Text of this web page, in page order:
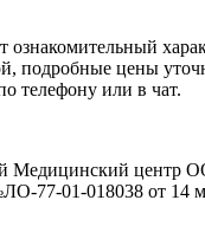
ознакомительный
подробные цены
телефону или в чат.
Медицинский центр
77-01-018038 от 14